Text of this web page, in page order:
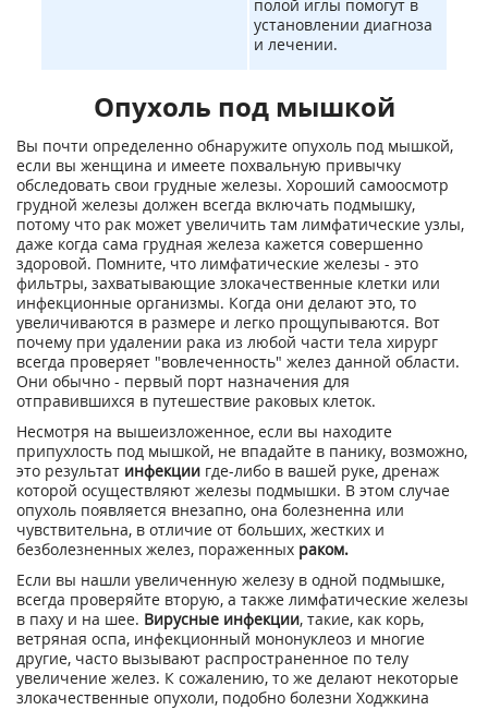
полой иглы помогут в
установлении диагноза
и лечении.
Опухоль под мышкой
Вы почти определенно обнаружите опухоль под мышкой,
если вы женщина и имеете похвальную привычку
обследовать свои грудные железы. Хороший самоосмотр
грудной железы должен всегда включать подмышку,
потому что рак может увеличить там лимфатические узлы,
даже когда сама грудная железа кажется совершенно
здоровой. Помните, что лимфатические железы - это
фильтры, захватывающие злокачественные клетки или
инфекционные организмы. Когда они делают это, то
увеличиваются в размере и легко прощупываются. Вот
почему при удалении рака из любой части тела хирург
всегда проверяет "вовлеченность" желез данной области.
Они обычно - первый порт назначения для
отправившихся в путешествие раковых клеток.
Несмотря на вышеизложенное, если вы находите
припухлость под мышкой, не впадайте в панику, возможно,
это результат инфекции где-либо в вашей руке, дренаж
которой осуществляют железы подмышки. В этом случае
опухоль появляется внезапно, она болезненна или
чувствительна, в отличие от больших, жестких и
безболезненных желез, пораженных раком.
Если вы нашли увеличенную железу в одной подмышке,
всегда проверяйте вторую, а также лимфатические железы
в паху и на шее. Вирусные инфекции, такие, как корь,
ветряная оспа, инфекционный мононуклеоз и многие
другие, часто вызывают распространенное по телу
увеличение желез. К сожалению, то же делают некоторые
злокачественные опухоли, подобно болезни Ходжкина